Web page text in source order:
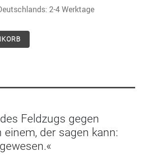
2-4 Werktage
Feldzugs gegen
einem, der sagen kann: